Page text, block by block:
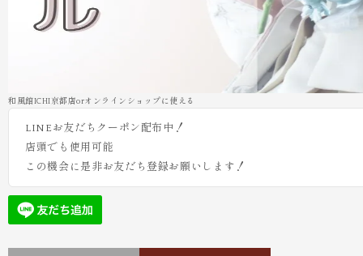
和風館ICHI京都店orオンラインショップに使える
LINEお友だちクーポン配布中！
店頭でも使用可能
この機会に是非お友だち登録お願いします！